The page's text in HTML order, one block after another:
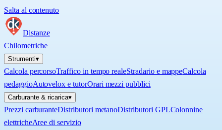
Salta al contenuto
Distanze
Chilometriche
Strumenti▾
Calcola percorsoTraffico in tempo realeStradario e mappeCalcola
pedaggioAutovelox e tutorOrari mezzi pubblici
Carburante & ricarica▾
Prezzi carburanteDistributori metanoDistributori GPLColonnine
elettricheAree di servizio